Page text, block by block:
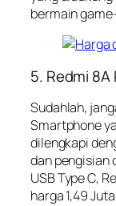
bermain
5. Redmi 8A
Sudahlah,
Smartphone
dilengkapi
dan pengisian
USB Type C,
harga 1,49